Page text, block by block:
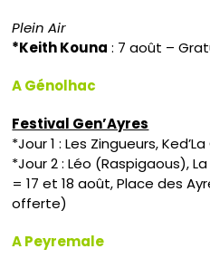
Plein Air
*Keith Kouna : 7 août –
A Génolhac
Festival Gen’Ayres
*Jour 1 : Les Zingueurs,
*Jour 2 : Léo (Raspigaous),
= 17 et 18 août, Place des
offerte)
A Peyremale